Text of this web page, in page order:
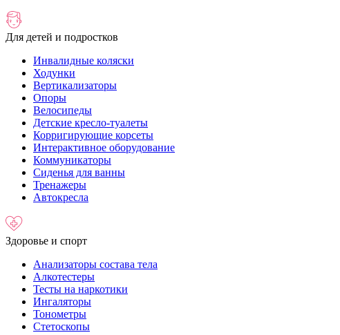
Для детей и подростков
Инвалидные коляски
Ходунки
Вертикализаторы
Опоры
Велосипеды
Детские кресло-туалеты
Корригирующие корсеты
Интерактивное оборудование
Коммуникаторы
Сиденья для ванны
Тренажеры
Автокресла
Здоровье и спорт
Анализаторы состава тела
Алкотестеры
Тесты на наркотики
Ингаляторы
Тонометры
Стетоскопы